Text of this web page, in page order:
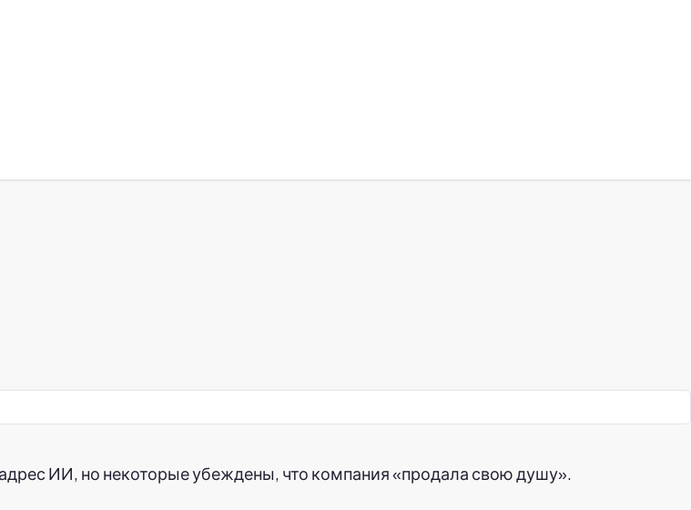
ИИ, но некоторые убеждены, что компания «продала свою душу».